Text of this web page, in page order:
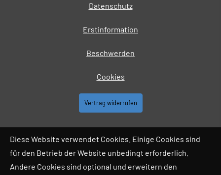
Datenschutz
Erstinformation
Beschwerden
Cookies
Vertrag widerrufen
Diese Website verwendet Cookies. Einige Cookies sind
für den Betrieb der Website unbedingt erforderlich.
Andere Cookies sind optional und erweitern den